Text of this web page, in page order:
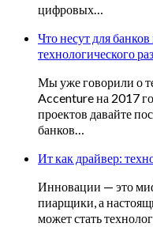
цифровых…
Что несут для
технологического
Мы уже говорили о
Accenture на 2017
проектов давайте
банков…
Ит как драйвер:
Инновации — это
пиарщики, а
может стать